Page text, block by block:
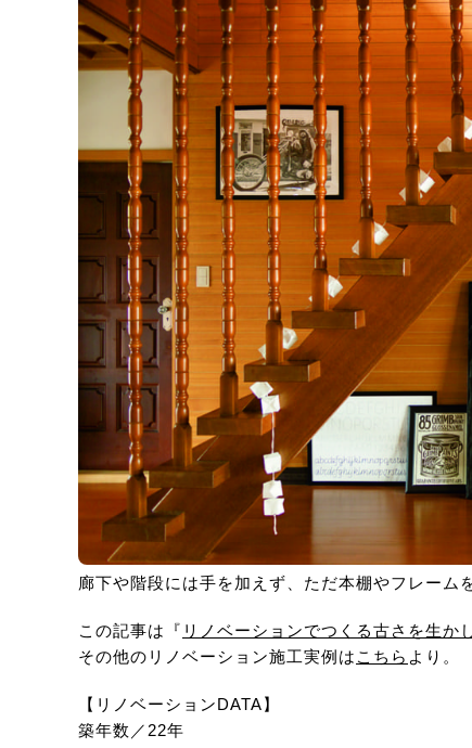
廊下や階段には手を加えず、ただ本棚やフレーム
この記事は『 リノベーションでつくる古さを生か
その他のリノベーション施工実例は こちら より。
【リノベーションDATA】
築年数／22年